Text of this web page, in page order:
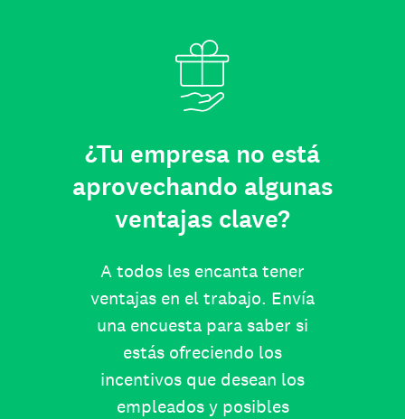
¿Tu empresa no está
aprovechando algunas
ventajas clave?
A todos les encanta tener
ventajas en el trabajo. Envía
una encuesta para saber si
estás ofreciendo los
incentivos que desean los
empleados y posibles